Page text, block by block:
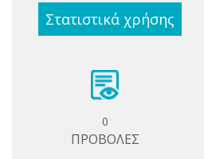
Στατιστικά χρήσης
0
ΠΡΟΒΟΛΕΣ